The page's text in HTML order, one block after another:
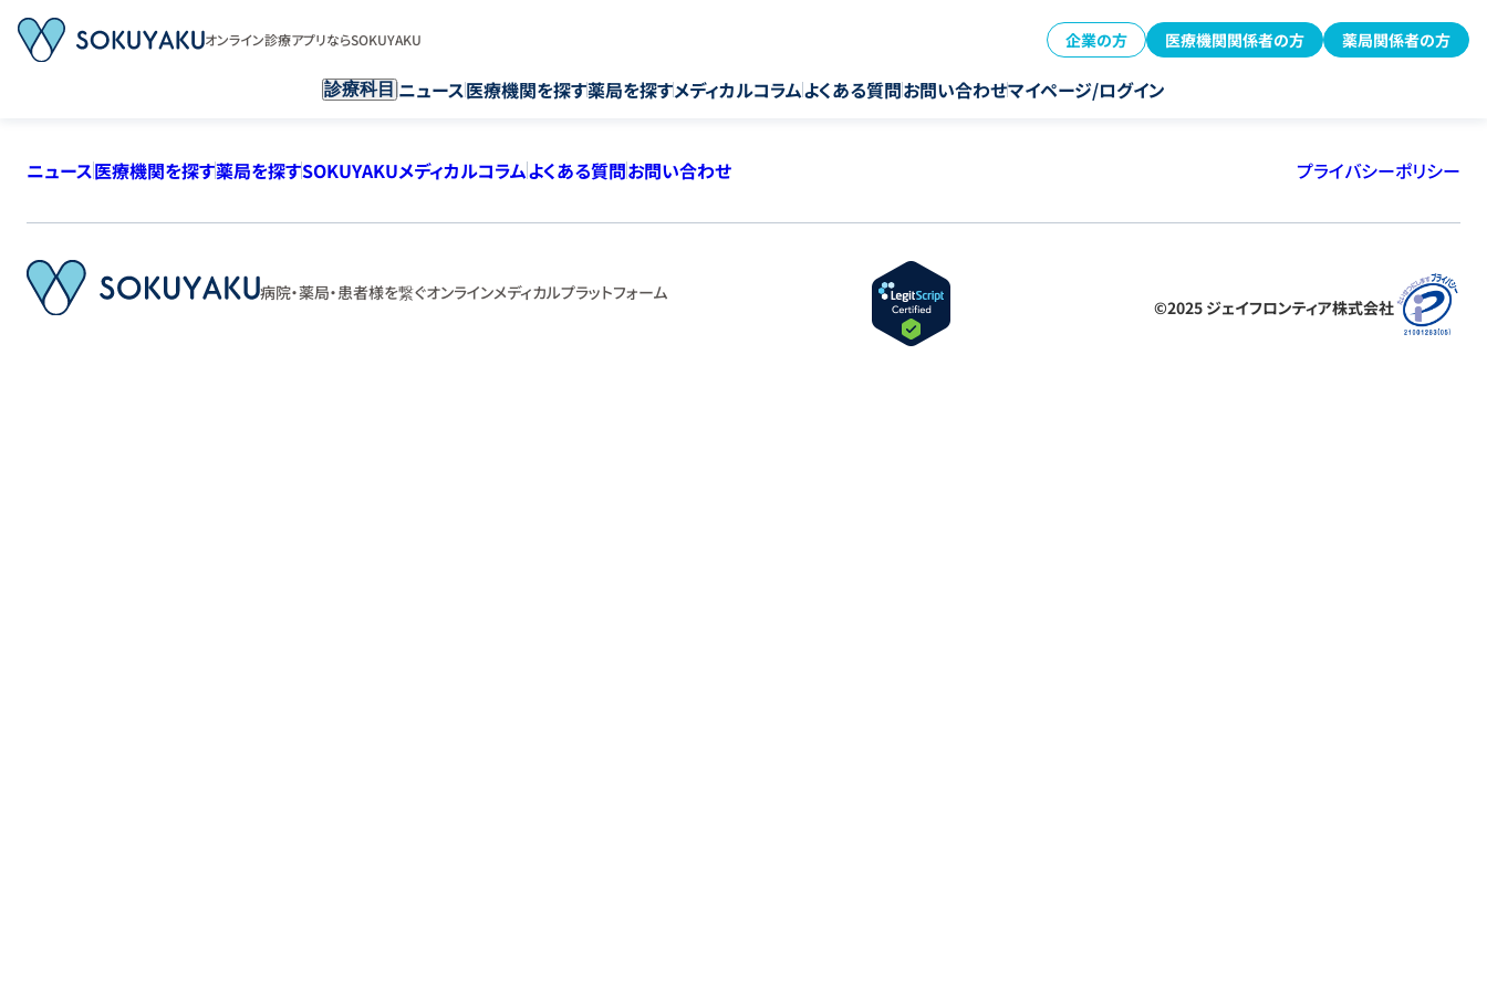
オンライン診療アプリならSOKUYAKU 企業の方 医療機関関係者の方 薬局関係者の方
診療科目 ニュース医療機関を探す薬局を探すメディカルコラムよくある質問お問い合わせマイページ/ログイン
ニュース医療機関を探す薬局を探すSOKUYAKUメディカルコラムよくある質問お問い合わせ プライバシーポリシー
病院・薬局・患者様を繋ぐオンラインメディカルプラットフォーム
©2025 ジェイフロンティア株式会社